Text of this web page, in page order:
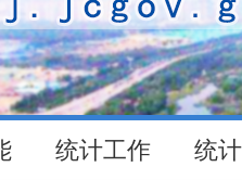
统计工作 统